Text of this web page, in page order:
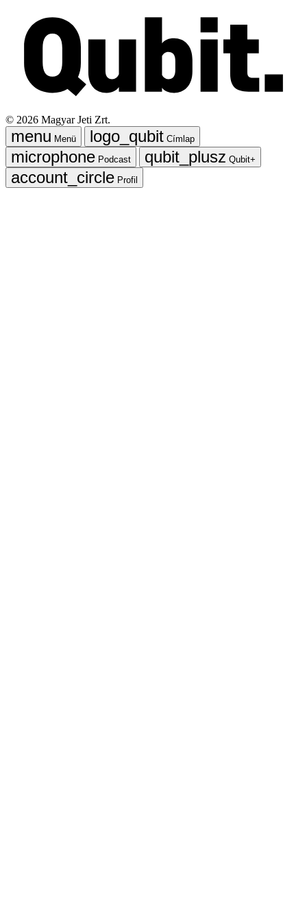
© 2026 Magyar Jeti Zrt.
Menü
Címlap
Podcast
Qubit+
Profil